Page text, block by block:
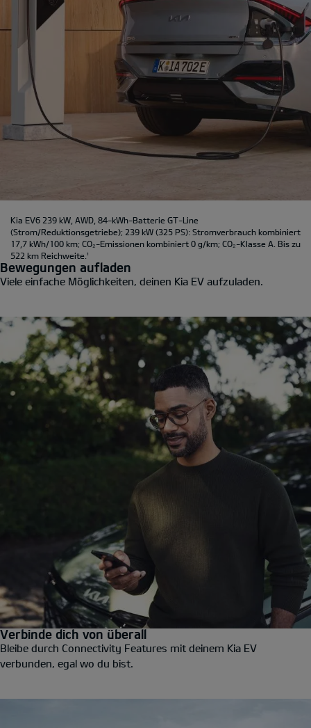
Kia EV6 239 kW, AWD, 84-kWh-Batterie GT-Line
(Strom/Reduktionsgetriebe); 239 kW (325 PS): Stromverbrauch kombiniert
17,7 kWh/100 km; CO₂-Emissionen kombiniert 0 g/km; CO₂-Klasse A. Bis zu
522 km Reichweite. ¹
Bewegungen aufladen
Viele einfache Möglichkeiten, deinen Kia EV aufzuladen.
Verbinde dich von überall
Bleibe durch Connectivity Features mit deinem Kia EV
verbunden, egal wo du bist.